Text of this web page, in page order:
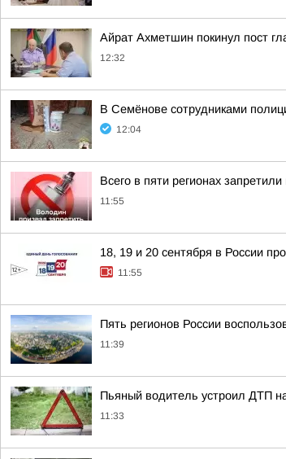
Айрат Ахметшин покинул пост
12:32
В Семёнове сотрудниками
12:04
Всего в пяти регионах
11:55
18, 19 и 20 сентября в России
11:55
Пять регионов России
11:39
Пьяный водитель устроил ДТП
11:33